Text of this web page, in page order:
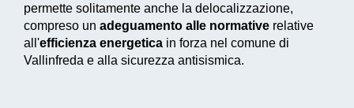
permette solitamente anche la delocalizzazione,
compreso un adeguamento alle normative relative
all'efficienza energetica in forza nel comune di
Vallinfreda e alla sicurezza antisismica.